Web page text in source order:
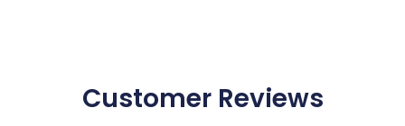
Customer Reviews